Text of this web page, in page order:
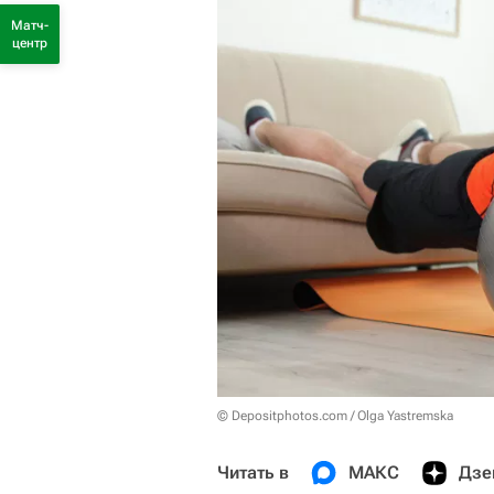
© Depositphotos.com / Olga Yastremska
Читать в МАКС
Матч-
центр